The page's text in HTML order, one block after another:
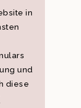
in
und
diese